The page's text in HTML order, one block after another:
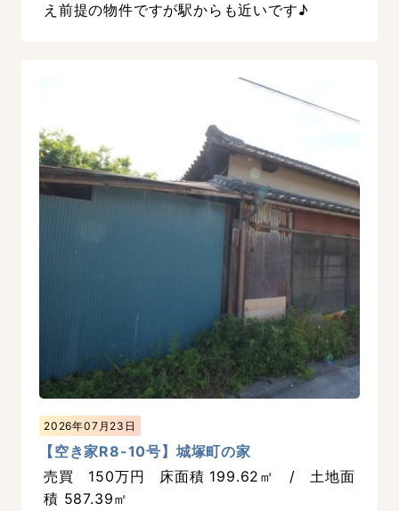
え前提の物件ですが駅からも近いです♪
2026年07月23日
【空き家R8-10号】城塚町の家
売買 150万円 床面積 199.62㎡ / 土地面
積 587.39㎡